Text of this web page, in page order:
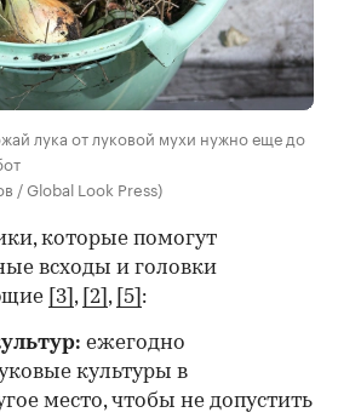
лука от луковой мухи нужно еще до
/ Global Look Press)
которые помогут
всходы и головки
[3] , [2] , [5] :
ежегодно
культуры в
место, чтобы не допустить